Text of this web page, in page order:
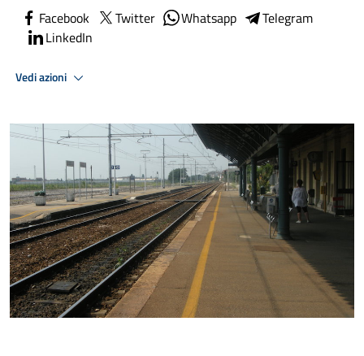
Facebook Twitter Whatsapp
Telegram
LinkedIn
Vedi azioni